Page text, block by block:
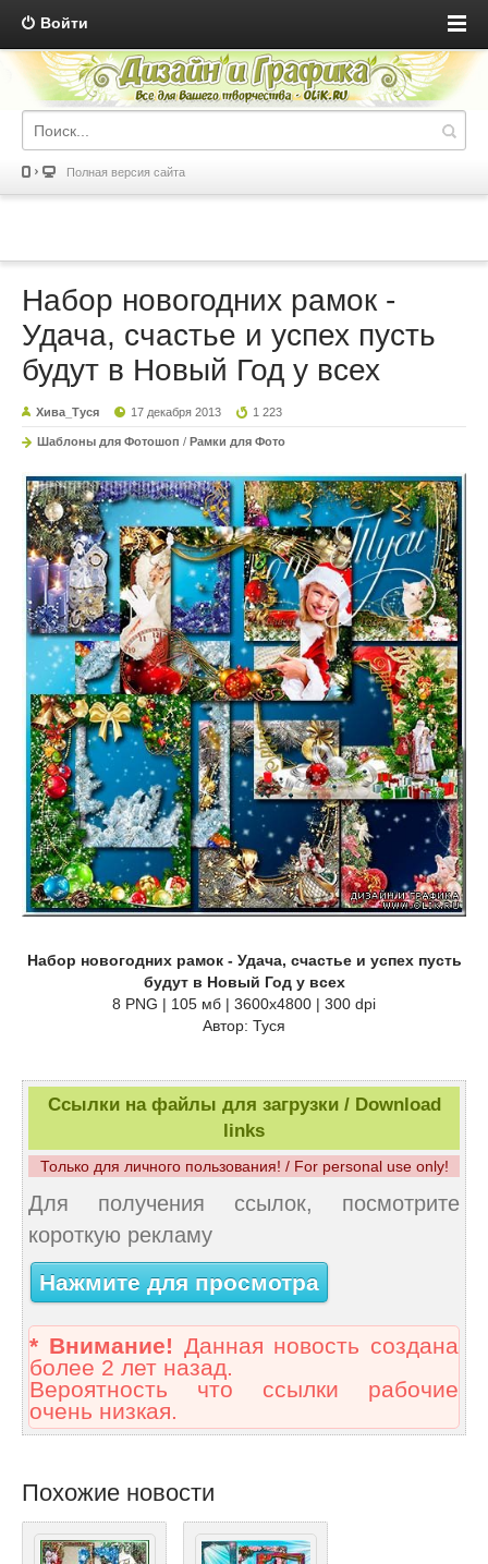
Войти
Полная версия сайта
Набор новогодних рамок -
Удача, счастье и успех пусть
будут в Новый Год у всех
Хива_Туся 17 декабря 2013 1 223
Шаблоны для Фотошоп / Рамки для Фото
Набор новогодних рамок - Удача, счастье и успех пусть
будут в Новый Год у всех
8 PNG | 105 мб | 3600х4800 | 300 dpi
Автор: Туся
Ссылки на файлы для загрузки / Download
links
Только для личного пользования! / For personal use only!
Для получения ссылок, посмотрите
короткую рекламу
Нажмите для просмотра
* Внимание! Данная новость создана
более 2 лет назад.
Вероятность что ссылки рабочие
очень низкая.
Похожие новости